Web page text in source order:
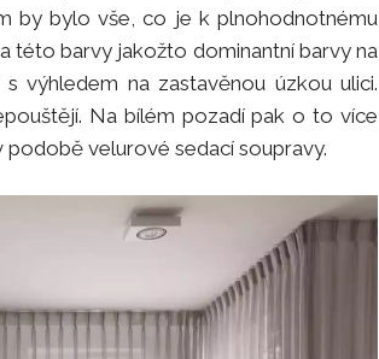
by bylo vše, co je k plnohodnotnému
této barvy jakožto dominantní barvy na
výhledem na zastavěnou úzkou ulici.
Na bílém pozadí pak o to více
velurové sedací soupravy.